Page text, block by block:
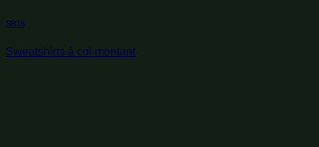
SR15
Sweatshirts à col montant